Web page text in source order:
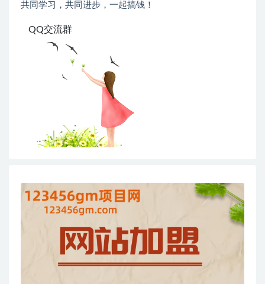
共同学习，共同进步，一起搞钱！
QQ交流群